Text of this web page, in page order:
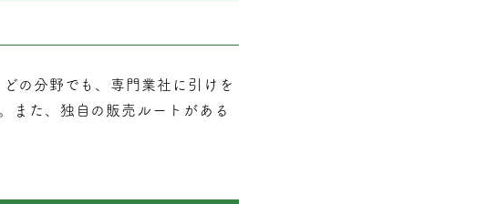
の分野でも、専門業社に引けを
また、独自の販売ルートがある